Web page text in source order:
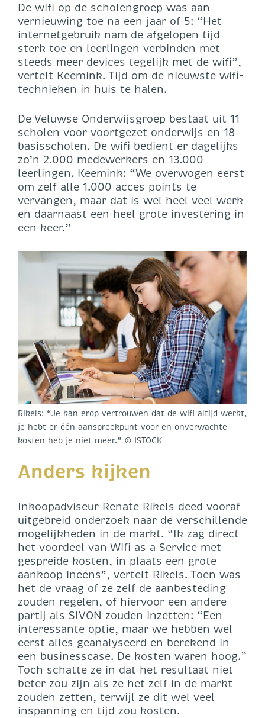
De wifi op de scholengroep was aan
vernieuwing toe na een jaar of 5: “Het
internetgebruik nam de afgelopen tijd
sterk toe en leerlingen verbinden met
steeds meer devices tegelijk met de wifi”,
vertelt Keemink. Tijd om de nieuwste wifi-
technieken in huis te halen.
De Veluwse Onderwijsgroep bestaat uit 11
scholen voor voortgezet onderwijs en 18
basisscholen. De wifi bedient er dagelijks
zo’n 2.000 medewerkers en 13.000
leerlingen. Keemink: “We overwogen eerst
om zelf alle 1.000 acces points te
vervangen, maar dat is wel heel veel werk
en daarnaast een heel grote investering in
een keer.”
Rikels: “Je kan erop vertrouwen dat de wifi altijd werkt,
je hebt er één aanspreekpunt voor en onverwachte
kosten heb je niet meer.” © ISTOCK
Anders kijken
Inkoopadviseur Renate Rikels deed vooraf
uitgebreid onderzoek naar de verschillende
mogelijkheden in de markt. “Ik zag direct
het voordeel van Wifi as a Service met
gespreide kosten, in plaats een grote
aankoop ineens”, vertelt Rikels. Toen was
het de vraag of ze zelf de aanbesteding
zouden regelen, of hiervoor een andere
partij als SIVON zouden inzetten: “Een
interessante optie, maar we hebben wel
eerst alles geanalyseerd en berekend in
een businesscase. De kosten waren hoog.”
Toch schatte ze in dat het resultaat niet
beter zou zijn als ze het zelf in de markt
zouden zetten, terwijl ze dit wel veel
inspanning en tijd zou kosten.